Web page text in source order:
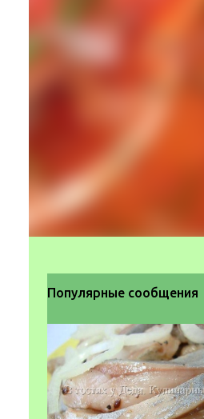
Популярные сообщения